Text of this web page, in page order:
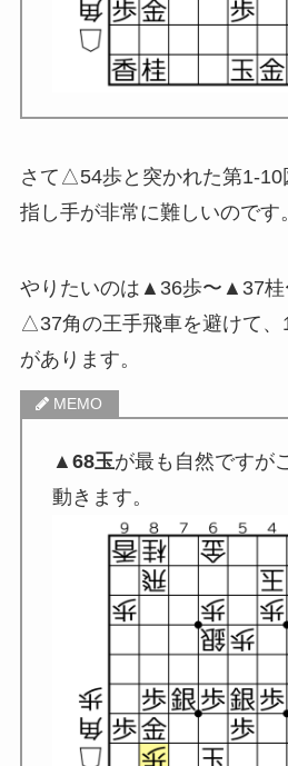
さて△54歩と突かれた第1-10
指し手が非常に難しいのです。
やりたいのは▲36歩〜▲37桂
△37角の王手飛車を避けて、
があります。
▲68玉が最も自然ですが
動きます。